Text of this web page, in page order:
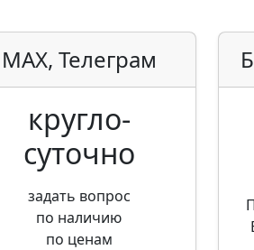
MAX, Телеграм
кругло­
суточно
задать вопрос
по наличию
по ценам